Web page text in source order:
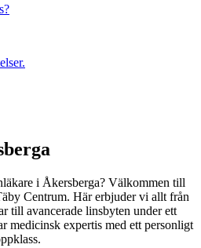
i Åkersberga? Välkommen till
Centrum. Här erbjuder vi allt från
till avancerade linsbyten under ett
medicinsk expertis med ett personligt